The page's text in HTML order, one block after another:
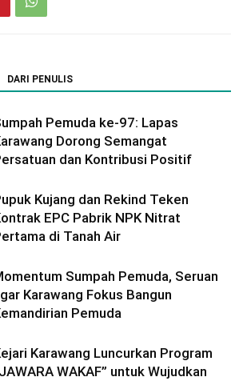
DARI PENULIS
Pemuda ke-97: Lapas
Dorong Semangat
dan Kontribusi Positif
Kujang dan Rekind Teken
EPC Pabrik NPK Nitrat
di Tanah Air
Sumpah Pemuda, Seruan
Karawang Fokus Bangun
Pemuda
Karawang Luncurkan Program
WAKAF” untuk Wujudkan